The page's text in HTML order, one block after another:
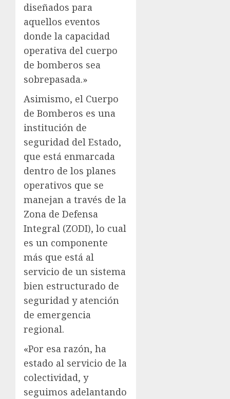
diseñados para
aquellos eventos
donde la capacidad
operativa del cuerpo
de bomberos sea
sobrepasada.»
Asimismo, el Cuerpo
de Bomberos es una
institución de
seguridad del Estado,
que está enmarcada
dentro de los planes
operativos que se
manejan a través de la
Zona de Defensa
Integral (ZODI), lo cual
es un componente
más que está al
servicio de un sistema
bien estructurado de
seguridad y atención
de emergencia
regional.
«Por esa razón, ha
estado al servicio de la
colectividad, y
seguimos adelantando